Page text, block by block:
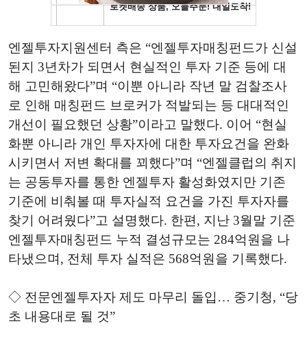
엔젤투자지원센터 측은 “엔젤투자매칭펀드가 신설
된지 3년차가 되면서 현실적인 투자 기준 등에 대
해 고민해왔다”며 “이뿐 아니라 작년 말 검찰조사
로 인해 매칭펀드 브로커가 적발되는 등 대대적인
개선이 필요했던 상황”이라고 말했다. 이어 “현실
화뿐 아니라 개인 투자자에 대한 투자요건을 완화
시키면서 저변 확대를 꾀했다”며 “엔젤클럽의 취지
는 공동투자를 통한 엔젤투자 활성화였지만 기존
기준에 비춰볼 때 투자실적 요건을 가진 투자자를
찾기 어려웠다”고 설명했다. 한편, 지난 3월말 기준
엔젤투자매칭펀드 누적 결성규모는 284억원을 나
타냈으며, 전체 투자 실적은 568억원을 기록했다.
◇ 전문엔젤투자자 제도 마무리 돌입… 중기청, “당
초 내용대로 될 것”